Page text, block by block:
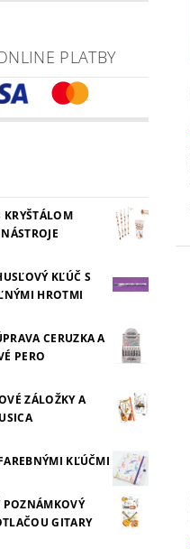
PLATBY
KRYŠTÁLOM
KĽÚČ S
HROTMI
CERUZKA A
PERO
ZÁLOŽKY A
KĽÚČMI
POZNÁMKOVÝ
GITARY